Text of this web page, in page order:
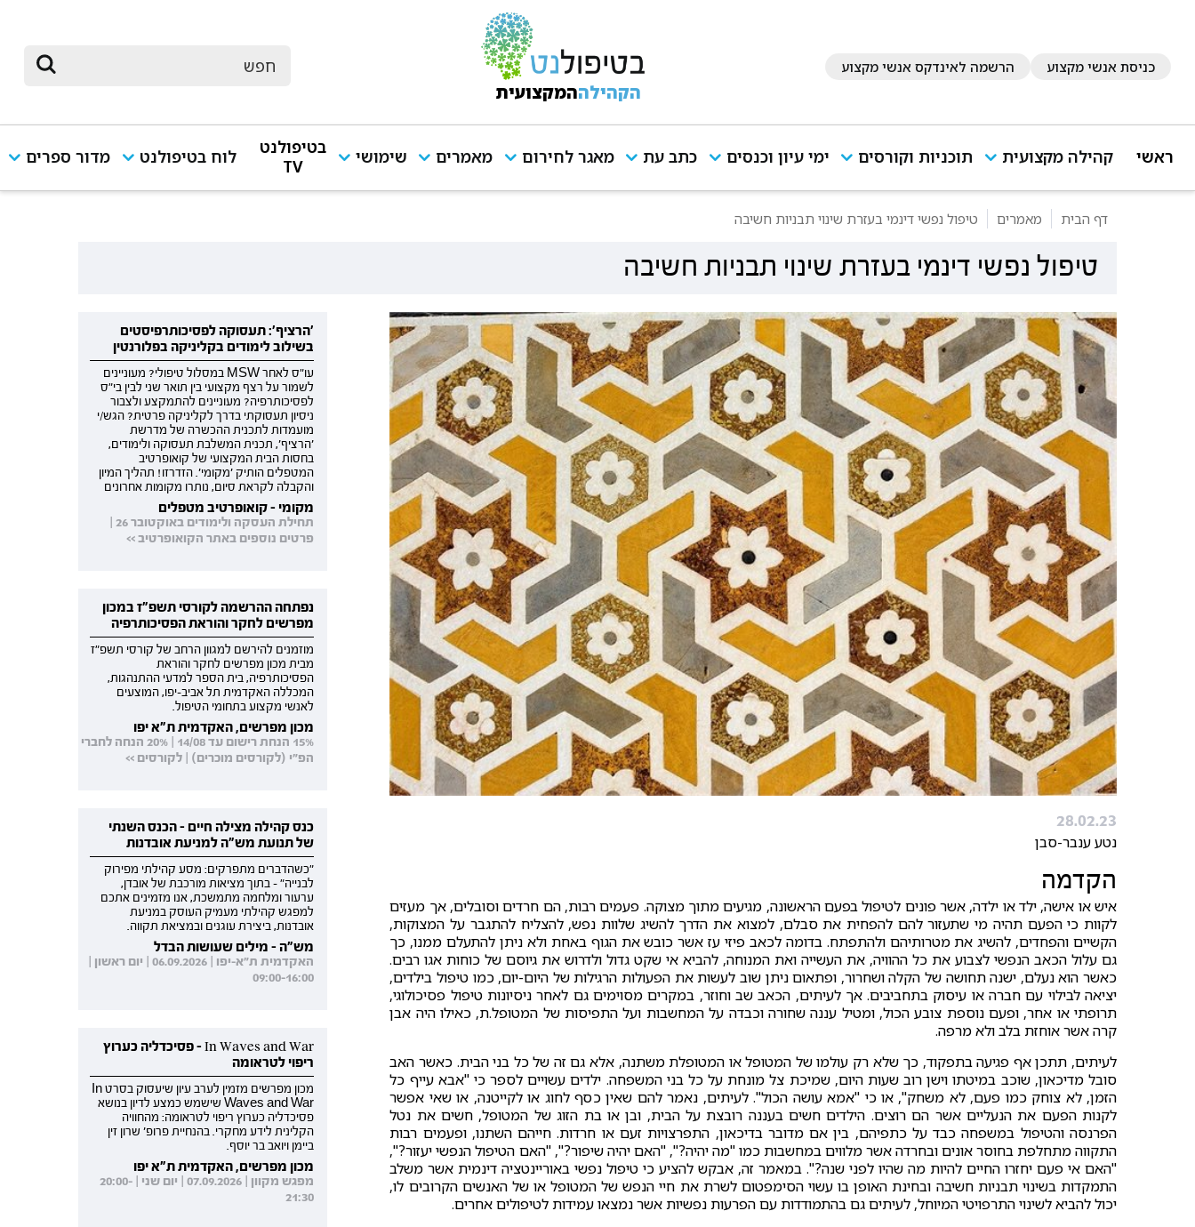
כניסת אנשי מקצוע הרשמה לאינדקס אנשי מקצוע
הקהילההמקצועית
ראשי קהילה מקצועית תוכניות וקורסים ימי עיון וכנסים כתב עת מאגר לחירום מאמרים שימושי
בטיפולנט
TV
לוח בטיפולנט מדור ספרים
דף הבית מאמרים טיפול נפשי דינמי בעזרת שינוי תבניות חשיבה
טיפול נפשי דינמי בעזרת שינוי תבניות חשיבה
28.02.23
נטע ענבר-סבן
הקדמה
איש או אישה, ילד או ילדה, אשר פונים לטיפול בפעם הראשונה, מגיעים מתוך מצוקה. פעמים רבות, הם חרדים וסובלים, אך מעזים
לקוות כי הפעם תהיה מי שתעזור להם להפחית את סבלם, למצוא את הדרך להשיג שלוות נפש, להצליח להתגבר על המצוקות,
הקשיים והפחדים, להשיג את מטרותיהם ולהתפתח. בדומה לכאב פיזי עז אשר כובש את הגוף באחת ולא ניתן להתעלם ממנו, כך
גם עלול הכאב הנפשי לצבוע את כל ההוויה, את העשייה ואת המנוחה, להביא אי שקט גדול ולדרוש את גיוסם של כוחות אגו רבים.
כאשר הוא נעלם, ישנה תחושה של הקלה ושחרור, ופתאום ניתן שוב לעשות את הפעולות הרגילות של היום-יום, כמו טיפול בילדים,
יציאה לבילוי עם חברה או עיסוק בתחביבים. אך לעיתים, הכאב שב וחוזר, במקרים מסוימים גם לאחר ניסיונות טיפול פסיכולוגי,
תרופתי או אחר, ופעם נוספת צובע הכול, ומטיל עננה שחורה וכבדה על המחשבות ועל התפיסות של המטופל.ת, כאילו היה אבן
קרה אשר אוחזת בלב ולא מרפה.
לעיתים, תתכן אף פגיעה בתפקוד, כך שלא רק עולמו של המטופל או המטופלת משתנה, אלא גם זה של כל בני הבית. כאשר האב
סובל מדיכאון, שוכב במיטתו וישן רוב שעות היום, שמיכת צל מונחת על כל בני המשפחה. ילדים עשויים לספר כי "אבא עייף כל
הזמן, לא צוחק כמו פעם, לא משחק", או כי "אמא עושה הכול". לעיתים, נאמר להם שאין כסף לחוג או לקייטנה, או שאי אפשר
לקנות הפעם את הנעליים אשר הם רוצים. הילדים חשים בעננה רובצת על הבית, ובן או בת הזוג של המטופל, חשים את נטל
הפרנסה והטיפול במשפחה כבד על כתפיהם, בין אם מדובר בדיכאון, התפרצויות זעם או חרדות. חייהם השתנו, ופעמים רבות
התקווה מתחלפת בחוסר אונים ובחרדה אשר מלווים במחשבות כמו "מה יהיה?", "האם יהיה שיפור?", "האם הטיפול הנפשי יעזור?",
"האם אי פעם יחזרו החיים להיות מה שהיו לפני שנה?". במאמר זה, אבקש להציע כי טיפול נפשי באוריינטציה דינמית אשר משלב
התמקדות בשינוי תבניות חשיבה ובחינת האופן בו עשוי הסימפטום לשרת את חיי הנפש של המטופל או של האנשים הקרובים לו,
יכול להביא לשינוי התרפויטי המיוחל, לעיתים גם בהתמודדות עם הפרעות נפשיות אשר נמצאו עמידות לטיפולים אחרים.
'הרציף': תעסוקה לפסיכותרפיסטים
בשילוב לימודים בקליניקה בפלורנטין
עו"ס לאחר MSW במסלול טיפולי? מעוניינים
לשמור על רצף מקצועי בין תואר שני לבין בי"ס
לפסיכותרפיה? מעוניינים להתמקצע ולצבור
ניסיון תעסוקתי בדרך לקליניקה פרטית? הגש/י
מועמדות לתכנית ההכשרה של מדרשת
'הרציף', תכנית המשלבת תעסוקה ולימודים,
בחסות הבית המקצועי של קואופרטיב
המטפלים הותיק 'מקומי'. הזדרזו! תהליך המיון
והקבלה לקראת סיום, נותרו מקומות אחרונים
מקומי - קואופרטיב מטפלים
תחילת העסקה ולימודים באוקטובר 26 |
פרטים נוספים באתר הקואופרטיב >>
נפתחה ההרשמה לקורסי תשפ"ז במכון
מפרשים לחקר והוראת הפסיכותרפיה
מוזמנים להירשם למגוון הרחב של קורסי תשפ"ז
מבית מכון מפרשים לחקר והוראת
הפסיכותרפיה, בית הספר למדעי ההתנהגות,
המכללה האקדמית תל אביב-יפו, המוצעים
לאנשי מקצוע בתחומי הטיפול.
מכון מפרשים, האקדמית ת"א יפו
15% הנחת רישום עד 14/08 | 20% הנחה לחברי
הפ"י (לקורסים מוכרים) | לקורסים >>
כנס קהילה מצילה חיים - הכנס השנתי
של תנועת מש"ה למניעת אובדנות
"כשהדברים מתפרקים: מסע קהילתי מפירוק
לבנייה" - בתוך מציאות מורכבת של אובדן,
ערעור ומלחמה מתמשכת, אנו מזמינים אתכם
למפגש קהילתי מעמיק העוסק במניעת
אובדנות, ביצירת עוגנים ובמציאת תקווה.
מש"ה - מילים שעושות הבדל
האקדמית ת"א-יפו | 06.09.2026 | יום ראשון |
09:00-16:00
In Waves and War - פסיכדליה כערוץ
ריפוי לטראומה
מכון מפרשים מזמין לערב עיון שיעסוק בסרט In
Waves and War שישמש כמצע לדיון בנושא
פסיכדליה כערוץ ריפוי לטראומה: מהחוויה
הקלינית לידע מחקרי. בהנחיית פרופ' שרון זין
ביימן ויואב בר יוסף.
מכון מפרשים, האקדמית ת"א יפו
מפגש מקוון | 07.09.2026 | יום שני | 20:00-
21:30